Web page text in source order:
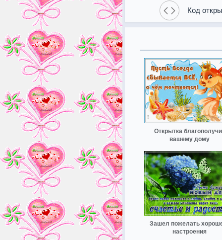
Код
Открытка
вашему дому
Зашел пожелать
настроения